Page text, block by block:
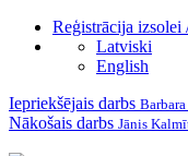
Reģistrācija izsolei
Latviski
English
Iepriekšējais darbs
Nākošais darbs Jānis